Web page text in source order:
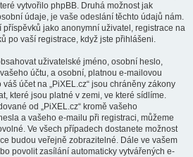
vytvořilo phpBB. Druhá možnost jak
údaje, je vaše odeslání těchto údajů nám.
příspěvků jako anonymní uživatel, registrace na
po vaší registrace, když jste přihlášeni.
uživatelské jméno, osobní heslo,
účtu, a osobní, platnou e-mailovou
účet na „PiXEL.cz“ jsou chráněny zákony
které jsou platné v zemi, ve které sídlíme.
od „PiXEL.cz“ kromě vašeho
a vašeho e-mailu při registraci, můžeme
Ve všech případech dostanete možnost
budou veřejně zobrazitelné. Dále ve vašem
povolit zasílání automaticky vytvářených e-